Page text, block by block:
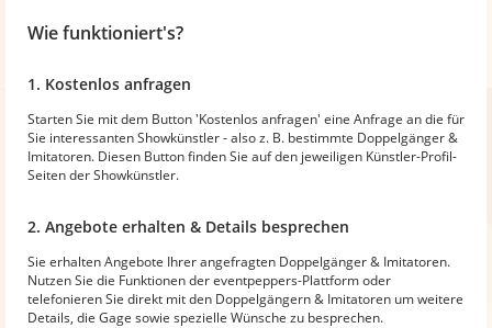
Wie funktioniert's?
1. Kostenlos anfragen
Starten Sie mit dem Button 'Kostenlos anfragen' eine Anfrage an die für
Sie interessanten Showkünstler - also z. B. bestimmte Doppelgänger &
Imitatoren. Diesen Button finden Sie auf den jeweiligen Künstler-Profil-
Seiten der Showkünstler.
2. Angebote erhalten & Details besprechen
Sie erhalten Angebote Ihrer angefragten Doppelgänger & Imitatoren.
Nutzen Sie die Funktionen der eventpeppers-Plattform oder
telefonieren Sie direkt mit den Doppelgängern & Imitatoren um weitere
Details, die Gage sowie spezielle Wünsche zu besprechen.